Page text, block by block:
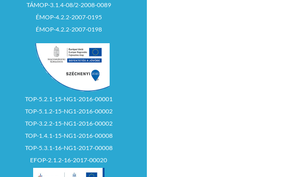
TÁMOP-3.1.4-08/2-2008-0089
ÉMOP-4.2.2-2007-0195
ÉMOP-4.2.2-2007-0198
TOP-5.2.1-15-NG1-2016-00001
TOP-5.1.2-15-NG1-2016-00002
TOP-3.2.2-15-NG1-2016-00002
TOP-1.4.1-15-NG1-2016-00008
TOP-5.3.1-16-NG1-2017-00008
EFOP-2.1.2-16-2017-00020